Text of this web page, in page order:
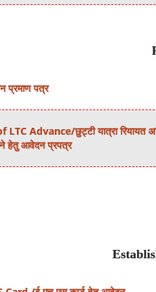
प्रमाण पत्र
Advance/छुट्टी यात्रा रियायत
हेतु आवेदन प्रपत्र